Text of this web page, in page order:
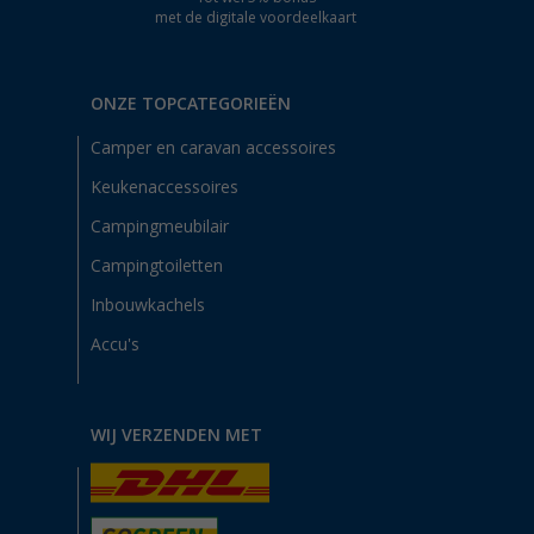
met de digitale voordeelkaart
ONZE TOPCATEGORIEËN
Camper en caravan accessoires
Keukenaccessoires
Campingmeubilair
Campingtoiletten
Inbouwkachels
Accu's
WIJ VERZENDEN MET